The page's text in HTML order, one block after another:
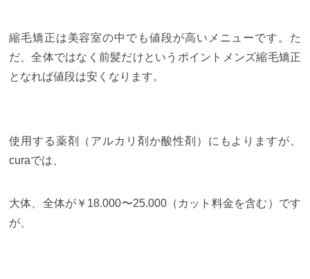
縮毛矯正は美容室の中でも値段が高いメニューです。た
だ、全体ではなく前髪だけというポイントメンズ縮毛矯正
となれば値段は安くなります。
使用する薬剤（アルカリ剤か酸性剤）にもよりますが、
curaでは、
大体、全体が￥18.000〜25.000（カット料金を含む）です
が、